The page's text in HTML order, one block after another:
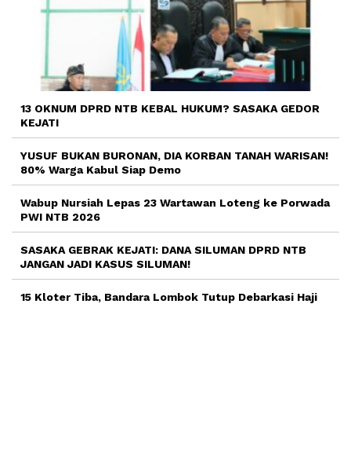
13 OKNUM DPRD NTB KEBAL HUKUM? SASAKA GEDOR
KEJATI
YUSUF BUKAN BURONAN, DIA KORBAN TANAH WARISAN!
80% Warga Kabul Siap Demo
Wabup Nursiah Lepas 23 Wartawan Loteng ke Porwada
PWI NTB 2026
SASAKA GEBRAK KEJATI: DANA SILUMAN DPRD NTB
JANGAN JADI KASUS SILUMAN!
15 Kloter Tiba, Bandara Lombok Tutup Debarkasi Haji